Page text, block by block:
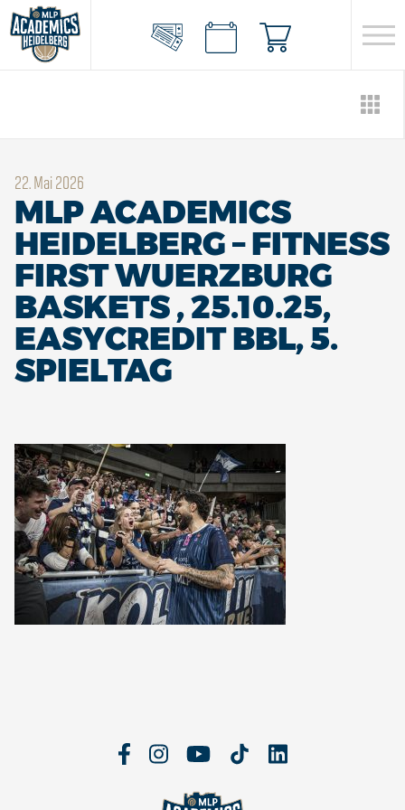
22. Mai 2026
MLP ACADEMICS
HEIDELBERG – FITNESS
FIRST WUERZBURG
BASKETS , 25.10.25,
EASYCREDIT BBL, 5.
SPIELTAG